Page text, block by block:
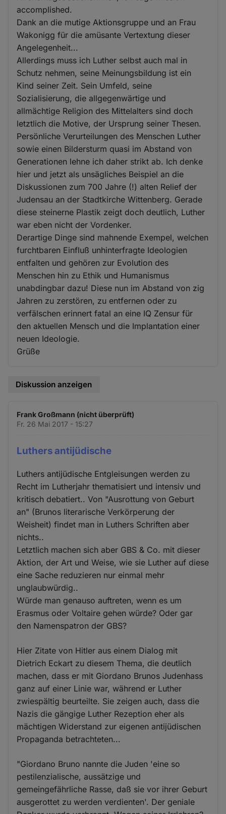
accomplished.
Dank an die mutige Aktionsgruppe und an Frau
Wakonigg für die amüsante Vertextung dieser
Angelegenheit...
Allerdings muss ich Luther selbst auch mal in
Schutz nehmen, seine Meinungsbildung ist ein
Kind seiner Zeit. Sein Umfeld, seine
Sozialisierung, die allgegenwärtige und
allmächtige Religion des Mittelalters sind doch
letztlich die Motive, der Ursprung seiner Thesen.
Persönliche Verurteilungen des Menschen Luther
sowie einen Bildersturm quasi im Abstand von
Generationen lehne ich daher strikt ab. Ich denke
hier und jetzt als unsägliches Beispiel an die
Diskussionen zum 700 Jahre (!) alten Relief der
Judensau an der Stadtkirche Wittenberg. Gerade
diese steinerne Plastik zeigt doch deutlich, Luther
war eben nicht der Vordenker.
Derartige Dinge sind mahnende Exempel, welchen
furchtbaren Einfluß unhinterfragte Ideologien
entfalten und gehören zur Evolution des
Menschen hin zu Ethik und Humanismus
unabdingbar dazu! Diese nun im Abstand von zig
Jahren zu zerstören, zu entfernen oder zu
verfälschen erinnert fatal an eine IQ Zensur für
den aktuellen Mensch und die Implantation einer
neuen Ideologie.
Grüße
Diskussion anzeigen
Frank Großmann (nicht überprüft)
Fr. 26 Mai 2017 - 15:27
Luthers antijüdische
Luthers antijüdische Entgleisungen werden zu
Recht im Lutherjahr thematisiert und intensiv und
kritisch debatiert.. Von "Ausrottung von Geburt
an" (Brunos literarische Verkörperung der
Weisheit) findet man in Luthers Schriften aber
nichts..
Letztlich machen sich aber GBS & Co. mit dieser
Aktion, der Art und Weise, wie sie Luther auf diese
eine Sache reduzieren nur einmal mehr
unglaubwürdig..
Würde man genauso auftreten, wenn es um
Erasmus oder Voltaire gehen würde? Oder gar
den Namenspatron der GBS?
Hier Zitate von Hitler aus einem Dialog mit
Dietrich Eckart zu diesem Thema, die deutlich
machen, dass er mit Giordano Brunos Judenhass
ganz auf einer Linie war, während er Luther
zwiespältig beurteilte. Sie zeigen auch, dass die
Nazis die gängige Luther Rezeption eher als
mächtigen Widerstand zur eigenen antijüdischen
Propaganda betrachteten...
"Giordano Bruno nannte die Juden 'eine so
pestilenzialische, aussätzige und
gemeingefährliche Rasse, daß sie vor ihrer Geburt
ausgerottet zu werden verdienten'. Der geniale